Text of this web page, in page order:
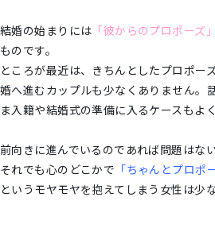
結婚の始まりには 「彼からのプロポーズ」
ものです。
ところが最近は、きちんとしたプロポー
婚へ進むカップルも少なくありません。
ま入籍や結婚式の準備に入るケースもよ
前向きに進んでいるのであれば問題はな
それでも心のどこかで 「ちゃんとプロポ
というモヤモヤを抱えてしまう女性は少